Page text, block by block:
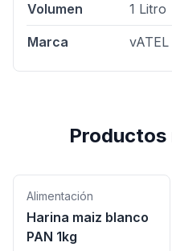
Volumen 1 Litro
Marca vATEL
Alimentación
Harina maiz blanco
PAN 1kg